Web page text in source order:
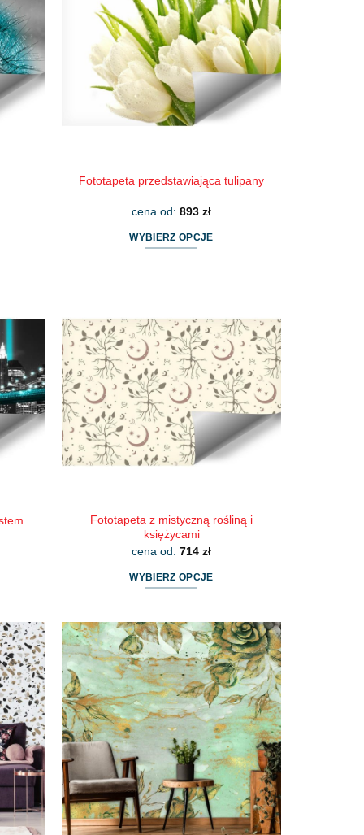
Opcje
można
wybrać
na
stronie
produktu
Fototapeta przedstawiająca tulipany
cena od: 893 zł
WYBIERZ OPCJE
wariantów.
Opcje
można
wybrać
na
stronie
produktu
Fototapeta z mistyczną rośliną i
księżycami
cena od: 714 zł
WYBIERZ OPCJE
ma
wiele
wariantów.
Opcje
można
wybrać
na
stronie
produktu